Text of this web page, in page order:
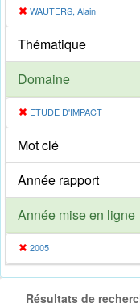
WAUTERS, Alain
Thématique
Domaine
ETUDE D'IMPACT
Mot clé
Année rapport
Année mise en ligne
2005
Résultats de